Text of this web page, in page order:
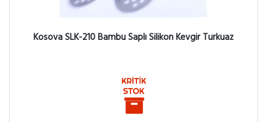
Kosova SLK-210 Bambu Saplı Silikon Kevgir Turkuaz